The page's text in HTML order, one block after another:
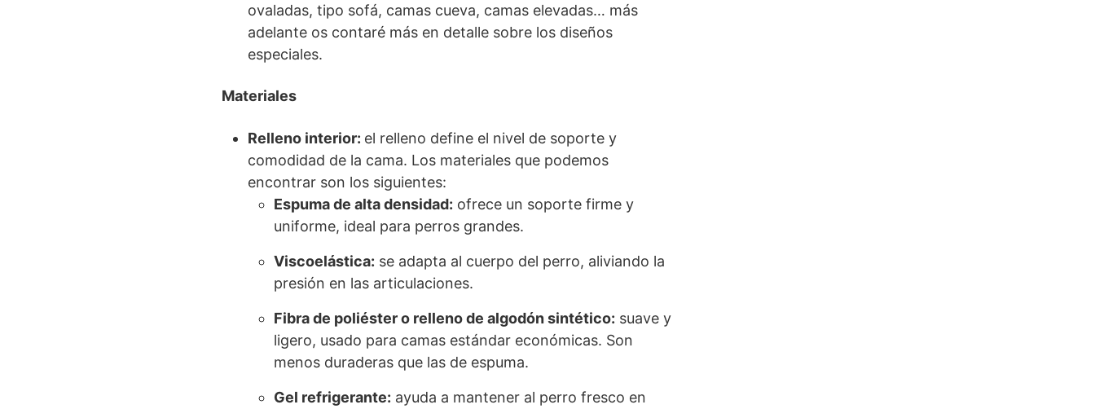
ovaladas, tipo sofá, camas cueva, camas elevadas… más
adelante os contaré más en detalle sobre los diseños
especiales.
Materiales
Relleno interior: el relleno define el nivel de soporte y
comodidad de la cama. Los materiales que podemos
encontrar son los siguientes:
Espuma de alta densidad: ofrece un soporte firme y
uniforme, ideal para perros grandes.
Viscoelástica: se adapta al cuerpo del perro, aliviando la
presión en las articulaciones.
Fibra de poliéster o relleno de algodón sintético: suave y
ligero, usado para camas estándar económicas. Son
menos duraderas que las de espuma.
Gel refrigerante: ayuda a mantener al perro fresco en